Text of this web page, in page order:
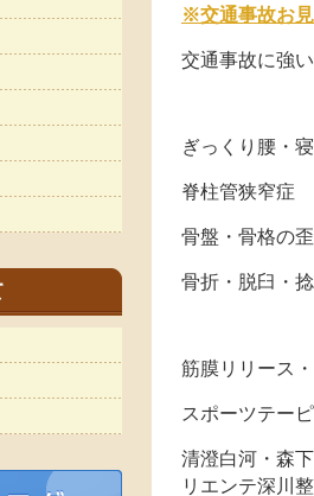
※交通事故お
交通事故に強い
ぎっくり腰・
脊柱管狭窄症
骨盤・骨格の
骨折・脱臼・
筋膜リリース
スポーツテー
清澄白河・森
リエンテ深川